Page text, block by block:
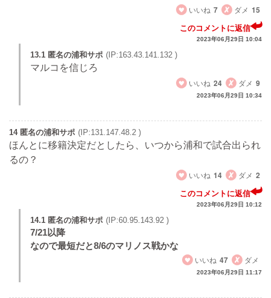
いいね 7 ダメ 15
このコメントに返信
2023年06月29日 10:04
13.1 匿名の浦和サポ (IP:163.43.141.132 )
マルコを信じろ
いいね 24 ダメ 9
2023年06月29日 10:34
14 匿名の浦和サポ (IP:131.147.48.2 )
ほんとに移籍決定だとしたら、いつから浦和で試合出られ
るの？
いいね 14 ダメ 2
このコメントに返信
2023年06月29日 10:12
14.1 匿名の浦和サポ (IP:60.95.143.92 )
7/21以降
なので最短だと8/6のマリノス戦かな
いいね 47 ダメ
2023年06月29日 11:17